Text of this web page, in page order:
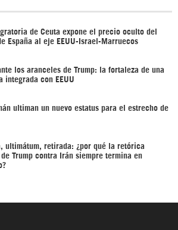
de Ceuta expone el precio oculto del
España al eje EEUU-Israel-Marruecos
los aranceles de Trump: la fortaleza de una
integrada con EEUU
ultiman un nuevo estatus para el estrecho de
ultimátum, retirada: ¿por qué la retórica
de Trump contra Irán siempre termina en